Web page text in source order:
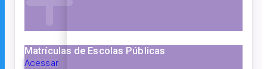
Matrículas de Escolas Públicas
Acessar